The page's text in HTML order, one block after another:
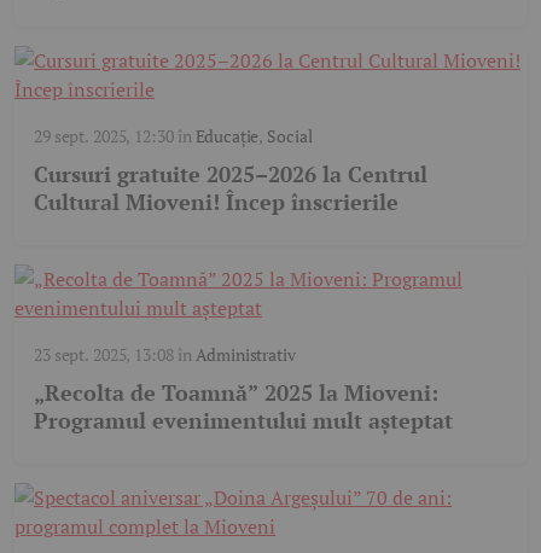
29 sept. 2025, 12:30în Educație, Social
Cursuri gratuite 2025–2026 la Centrul
Cultural Mioveni! Încep înscrierile
23 sept. 2025, 13:08înAdministrativ
„Recolta de Toamnă” 2025 la Mioveni:
Programul evenimentului mult așteptat